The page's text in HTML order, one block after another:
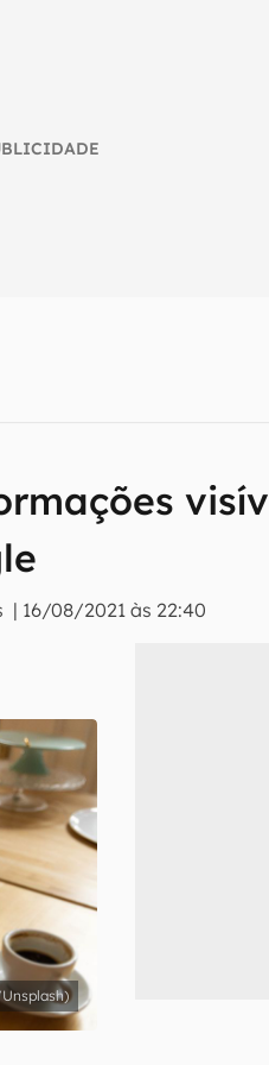
| 16/08/2021 às 22:40
se